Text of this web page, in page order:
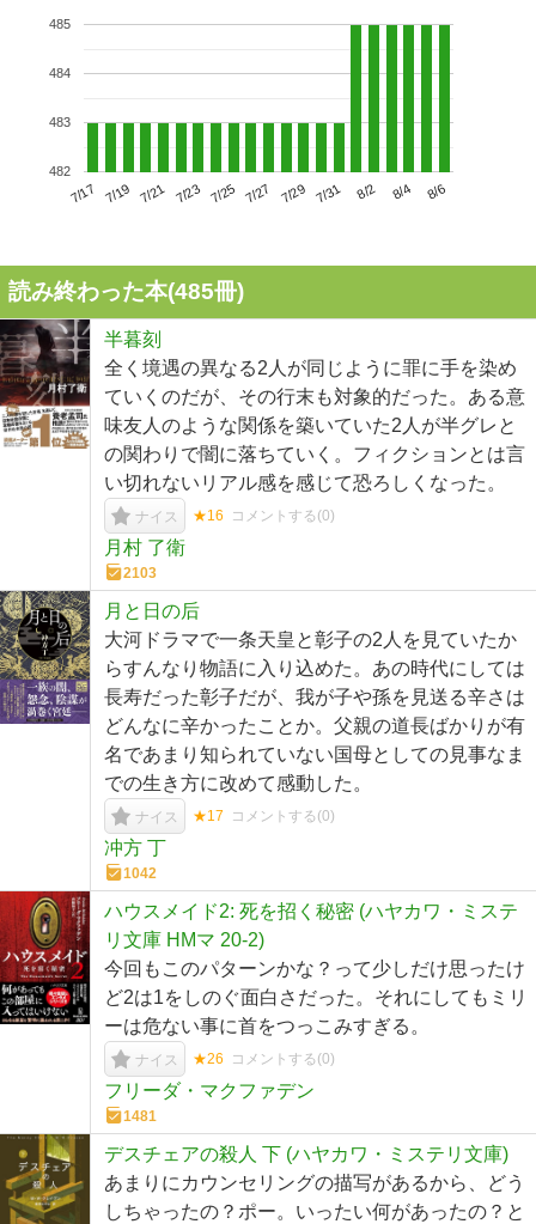
7/17 7/19 7/21 7/23 7/25 7/27 7/29 7/31 8/2 8/4 8/6
482
483
484
485
読み終わった本(485冊)
半暮刻
全く境遇の異なる2人が同じように罪に手を染め
ていくのだが、その行末も対象的だった。ある意
味友人のような関係を築いていた2人が半グレと
の関わりで闇に落ちていく。フィクションとは言
い切れないリアル感を感じて恐ろしくなった。
ナイス ★16 コメントする(0)
月村 了衛
2103
月と日の后
大河ドラマで一条天皇と彰子の2人を見ていたか
らすんなり物語に入り込めた。あの時代にしては
長寿だった彰子だが、我が子や孫を見送る辛さは
どんなに辛かったことか。父親の道長ばかりが有
名であまり知られていない国母としての見事なま
での生き方に改めて感動した。
ナイス ★17 コメントする(0)
冲方 丁
1042
ハウスメイド2: 死を招く秘密 (ハヤカワ・ミステ
リ文庫 HMマ 20-2)
今回もこのパターンかな？って少しだけ思ったけ
ど2は1をしのぐ面白さだった。それにしてもミリ
ーは危ない事に首をつっこみすぎる。
ナイス ★26 コメントする(0)
フリーダ・マクファデン
1481
デスチェアの殺人 下 (ハヤカワ・ミステリ文庫)
あまりにカウンセリングの描写があるから、どう
しちゃったの？ポー。いったい何があったの？と